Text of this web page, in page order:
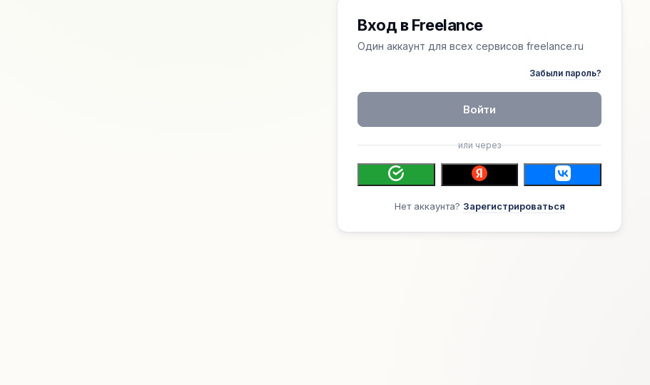
Вход в Freelance
Один аккаунт для всех сервисов freelance.ru
Забыли пароль?
Войти
или через
Нет аккаунта? Зарегистрироваться